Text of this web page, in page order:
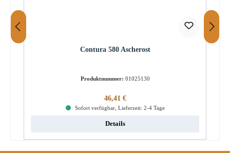
Contura 580 Ascherost
Produktnummer: 01025130
Regulärer Preis:
46,41 €
Sofort verfügbar, Lieferzeit: 2-4 Tage
Details